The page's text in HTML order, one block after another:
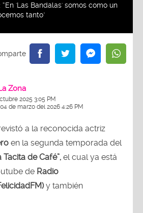
'Las Bandalas' somos como un
tanto"
Zona
2025 3:05 PM
de marzo del 2026 4:26 PM
a la reconocida actriz
en la segunda temporada del
Tacita de Café”, el cual ya está
de Radio
y también